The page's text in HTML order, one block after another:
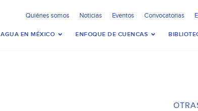
Quiénes somos Noticias Eventos Convocatorias
AGUA EN MÉXICO ENFOQUE DE CUENCAS